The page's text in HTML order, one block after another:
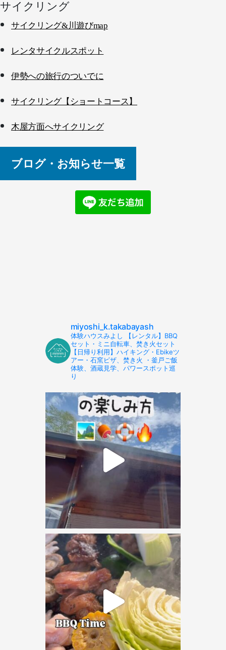
サイクリング
サイクリング&川遊びmap
レンタサイクルスポット
伊勢への旅行のついでに
サイクリング【ショートコース】
木屋方面へサイクリング
ブログ・お知らせ一覧
miyoshi_k.takabayash
体験ハウスみよし 【レンタル】BBQ
セット・ミニ自転車、焚き火セット
【日帰り利用】ハイキング・Ebikeツ
アー・石窯ピザ、焚き火 ・釜戸ご飯
体験、酒蔵見学、パワースポット巡
り